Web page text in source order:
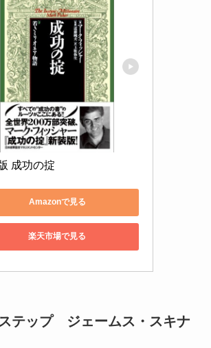
成功の掟
Amazonで見る
楽天市場で見る
テップ ジェームス・スキナ